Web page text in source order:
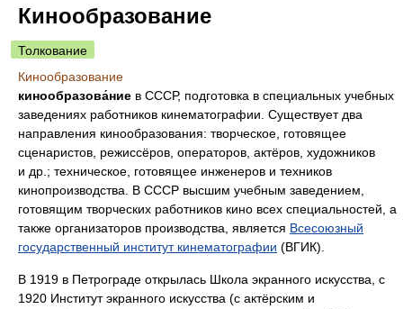
Кинообразование
Толкование
Кинообразование
кинообразова́ние в СССР, подготовка в специальных учебных
заведениях работников кинематографии. Существует два
направления кинообразования: творческое, готовящее
сценаристов, режиссёров, операторов, актёров, художников
и др.; техническое, готовящее инженеров и техников
кинопроизводства. В СССР высшим учебным заведением,
готовящим творческих работников кино всех специальностей, а
также организаторов производства, является Всесоюзный
государственный институт кинематографии (ВГИК).
В 1919 в Петрограде открылась Школа экранного искусства, с
1920 Институт экранного искусства (с актёрским и